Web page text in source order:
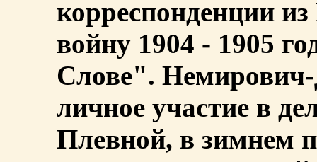
корреспонденции
войну 1904 - 1905
Слове".
личное участие в
Плевной, в зимнем